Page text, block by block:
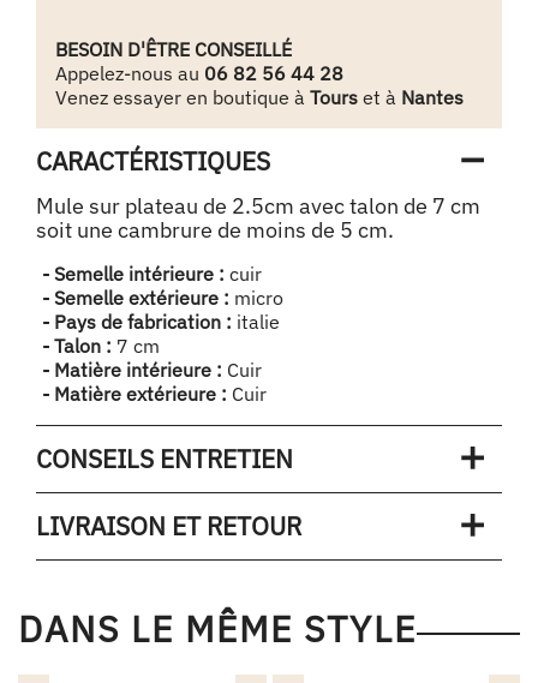
BESOIN D'ÊTRE CONSEILLÉ
Appelez-nous au 06 82 56 44 28
Venez essayer en boutique à Tours et à Nantes
CARACTÉRISTIQUES
Mule sur plateau de 2.5cm avec talon de 7 cm
soit une cambrure de moins de 5 cm.
- Semelle intérieure : cuir
- Semelle extérieure : micro
- Pays de fabrication : italie
- Talon : 7 cm
- Matière intérieure : Cuir
- Matière extérieure : Cuir
CONSEILS ENTRETIEN
LIVRAISON ET RETOUR
DANS LE MÊME STYLE